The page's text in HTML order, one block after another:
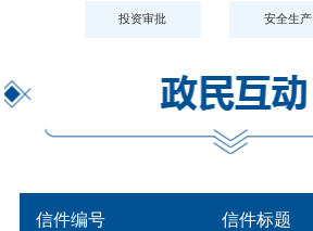
投资审批 安全生产
信件编号 信件标题